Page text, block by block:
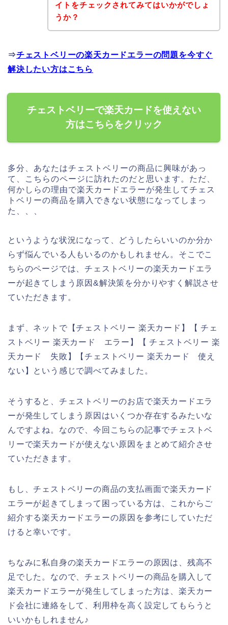
イトをチェックされてみてはいかがでしょ
うか？
⇒チェストベリーの楽天カードエラーの問題を今すぐ
解決したい方はこちら
チェストベリーで楽天カードを使えない
方はこちらをクリック
多分、あなたはチェストベリーの商品に興味があっ
て、こちらのページに訪れたのだと思います。ただ、
何かしらの理由で楽天カードエラーが発生してチェス
トベリーの商品を購入できない状態になってしまっ
た、、、
というような状況になって、どうしたらいいのか分か
らず悩んでいる人もいるのかもしれません。そこでこ
ちらのページでは、チェストベリーの楽天カードエラ
ーが起きてしまう原因&解決策を分かりやすく解説させ
ていただきます。
まず、ネットで【チェストベリー 楽天カード】【 チェ
ストベリー 楽天カード エラー】【 チェストベリー 楽
天カード 失敗】【チェストベリー 楽天カード 使え
ない】という感じで調べてみました。
そうすると、チェストベリーのお店で楽天カードエラ
ーが発生してしまう原因はいくつか存在するみたいな
んですよね。なので、今回こちらの記事でチェストベ
リーで楽天カードが使えない原因をまとめて紹介させ
ていただきます。
もし、チェストベリーの商品の支払画面で楽天カード
エラーが起きてしまって困っている方は、これからご
紹介する楽天カードエラーの原因を参考にしていただ
けると幸いです。
ちなみに私自身の楽天カードエラーの原因は、残高不
足でした。なので、チェストベリーの商品を購入して
楽天カードエラーが発生してしまった方は、楽天カー
ド会社に連絡をして、利用枠を高く設定してもらうと
いいかもしれません♪